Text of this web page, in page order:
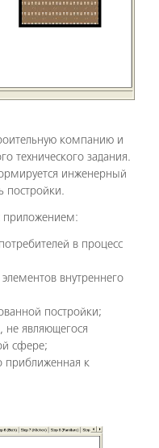
компанию и
технического задания.
инженерный
постройки.
приложением:
в процесс
внутреннего
постройки;
не являющегося
сфере;
приближенная к